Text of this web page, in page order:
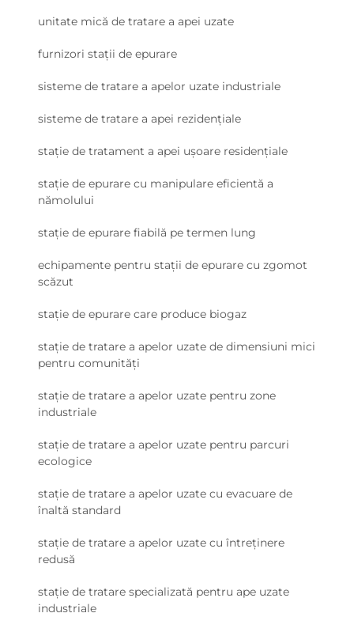
unitate mică de tratare a apei uzate
furnizori stații de epurare
sisteme de tratare a apelor uzate industriale
sisteme de tratare a apei rezidențiale
stație de tratament a apei ușoare residențiale
stație de epurare cu manipulare eficientă a
nămolului
stație de epurare fiabilă pe termen lung
echipamente pentru stații de epurare cu zgomot
scăzut
stație de epurare care produce biogaz
stație de tratare a apelor uzate de dimensiuni mici
pentru comunități
stație de tratare a apelor uzate pentru zone
industriale
stație de tratare a apelor uzate pentru parcuri
ecologice
stație de tratare a apelor uzate cu evacuare de
înaltă standard
stație de tratare a apelor uzate cu întreținere
redusă
stație de tratare specializată pentru ape uzate
industriale